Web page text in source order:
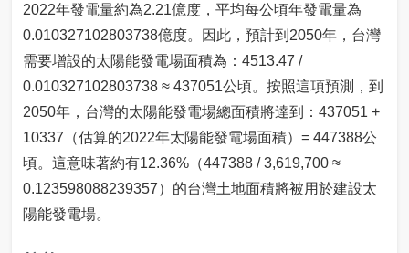
2022年發電量約為2.21億度，平均每公頃年發電量為
0.010327102803738億度。因此，預計到2050年，台灣
需要增設的太陽能發電場面積為：4513.47 /
0.010327102803738 ≈ 437051公頃。按照這項預測，到
2050年，台灣的太陽能發電場總面積將達到：437051 +
10337（估算的2022年太陽能發電場面積）= 447388公
頃。這意味著約有12.36%（447388 / 3,619,700 ≈
0.123598088239357）的台灣土地面積將被用於建設太
陽能發電場。